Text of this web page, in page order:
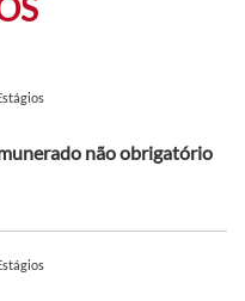
não obrigatório